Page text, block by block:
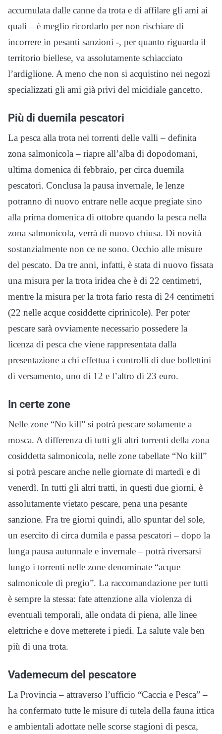
accumulata dalle canne da trota e di affilare gli ami ai
quali – è meglio ricordarlo per non rischiare di
incorrere in pesanti sanzioni -, per quanto riguarda il
territorio biellese, va assolutamente schiacciato
l’ardiglione. A meno che non si acquistino nei negozi
specializzati gli ami già privi del micidiale gancetto.
Più di duemila pescatori
La pesca alla trota nei torrenti delle valli – definita
zona salmonicola – riapre all’alba di dopodomani,
ultima domenica di febbraio, per circa duemila
pescatori. Conclusa la pausa invernale, le lenze
potranno di nuovo entrare nelle acque pregiate sino
alla prima domenica di ottobre quando la pesca nella
zona salmonicola, verrà di nuovo chiusa. Di novità
sostanzialmente non ce ne sono. Occhio alle misure
del pescato. Da tre anni, infatti, è stata di nuovo fissata
una misura per la trota iridea che è di 22 centimetri,
mentre la misura per la trota fario resta di 24 centimetri
(22 nelle acque cosiddette ciprinicole). Per poter
pescare sarà ovviamente necessario possedere la
licenza di pesca che viene rappresentata dalla
presentazione a chi effettua i controlli di due bollettini
di versamento, uno di 12 e l’altro di 23 euro.
In certe zone
Nelle zone “No kill” si potrà pescare solamente a
mosca. A differenza di tutti gli altri torrenti della zona
cosiddetta salmonicola, nelle zone tabellate “No kill”
si potrà pescare anche nelle giornate di martedì e di
venerdì. In tutti gli altri tratti, in questi due giorni, è
assolutamente vietato pescare, pena una pesante
sanzione. Fra tre giorni quindi, allo spuntar del sole,
un esercito di circa dumila e passa pescatori – dopo la
lunga pausa autunnale e invernale – potrà riversarsi
lungo i torrenti nelle zone denominate “acque
salmonicole di pregio”. La raccomandazione per tutti
è sempre la stessa: fate attenzione alla violenza di
eventuali temporali, alle ondata di piena, alle linee
elettriche e dove metterete i piedi. La salute vale ben
più di una trota.
Vademecum del pescatore
La Provincia – attraverso l’ufficio “Caccia e Pesca” –
ha confermato tutte le misure di tutela della fauna ittica
e ambientali adottate nelle scorse stagioni di pesca,